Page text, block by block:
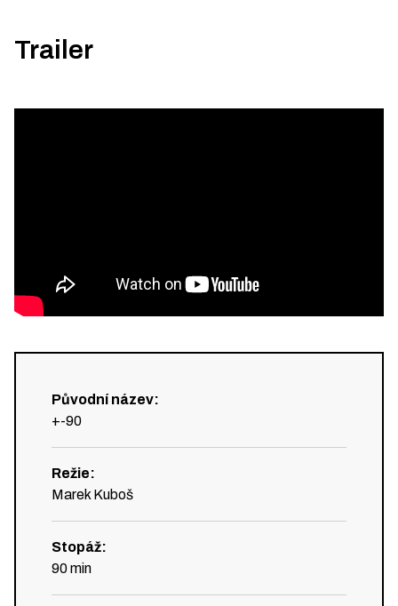
Trailer
Původní název:
+-90
Režie:
Marek Kuboš
Stopáž:
90min